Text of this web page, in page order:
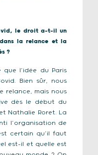
le droit a-t-il un
la relance et la
?
l’idée du Paris
Bien sûr, nous
relance, mais nous
dès le début du
Nathalie Roret. La
l’organisation de
certain qu’il faut
est-il et quelle est